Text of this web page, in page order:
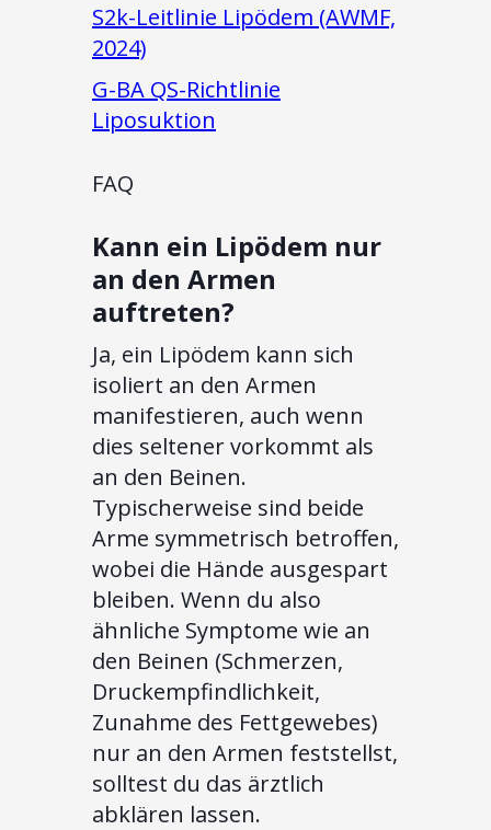
S2k-Leitlinie Lipödem (AWMF,
2024)
G-BA QS-Richtlinie
Liposuktion
FAQ
Kann ein Lipödem nur
an den Armen
auftreten?
Ja, ein Lipödem kann sich
isoliert an den Armen
manifestieren, auch wenn
dies seltener vorkommt als
an den Beinen.
Typischerweise sind beide
Arme symmetrisch betroffen,
wobei die Hände ausgespart
bleiben. Wenn du also
ähnliche Symptome wie an
den Beinen (Schmerzen,
Druckempfindlichkeit,
Zunahme des Fettgewebes)
nur an den Armen feststellst,
solltest du das ärztlich
abklären lassen.